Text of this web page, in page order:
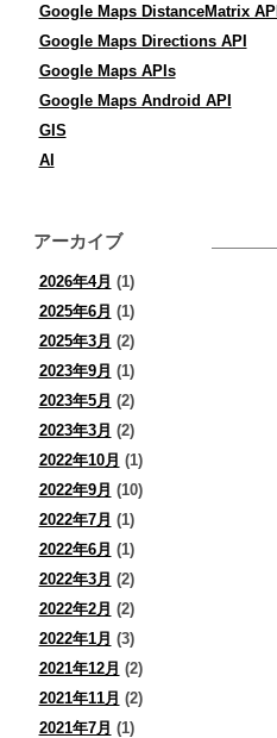
Google Maps DistanceMatrix API
Google Maps Directions API
Google Maps APIs
Google Maps Android API
GIS
AI
アーカイブ
2026年4月 (1)
2025年6月 (1)
2025年3月 (2)
2023年9月 (1)
2023年5月 (2)
2023年3月 (2)
2022年10月 (1)
2022年9月 (10)
2022年7月 (1)
2022年6月 (1)
2022年3月 (2)
2022年2月 (2)
2022年1月 (3)
2021年12月 (2)
2021年11月 (2)
2021年7月 (1)